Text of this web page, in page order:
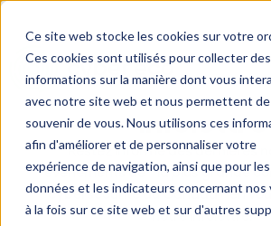
Ce site web stocke les cookies sur votre
Ces cookies sont utilisés pour collecter des
informations sur la manière dont vous
avec notre site web et nous permettent de
souvenir de vous. Nous utilisons ces
afin d'améliorer et de personnaliser votre
expérience de navigation, ainsi que pour les
données et les indicateurs concernant nos
à la fois sur ce site web et sur d'autres
Jean Le
Infolettre
Restez informé des dernières
événements de la plus grande
cybersécurité au Canada en
notre infolettre!